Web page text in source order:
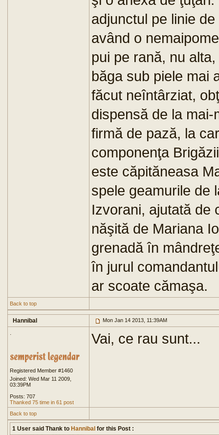
adjunctul pe linie
având o
pui pe rană, nu
băga sub piele mai
făcut neîntârziat,
dispensă de la
firmă de pază, la
componenţa
este căpităneasa
spele geamurile de
Izvorani, ajutată de
năşită de Mariana
grenadă în
în jurul
ar scoate cămaşa.
Back to top
Hannibal Mon Jan 14 2013, 11:39AM
.
Registered Member #1460
Joined: Wed Mar 11 2009,
03:39PM
Posts: 707
Thanked 75 time in 61 post
Vai, ce rau sunt...
Back to top
1 User said Thank to Hannibal for this Post :